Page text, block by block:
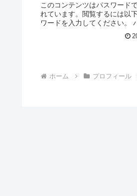
このコンテンツはパスワード
れています。閲覧するには以
ワードを入力してください。
ホーム プロフィール